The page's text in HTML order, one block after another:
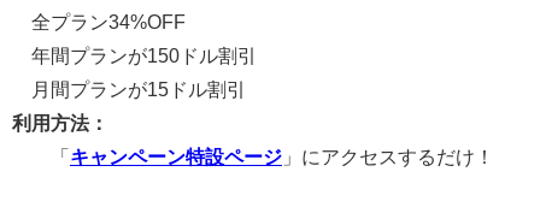
全プラン34%OFF
年間プランが150ドル割引
月間プランが15ドル割引
利用方法：
「 キャンペーン特設ページ 」にアクセスするだけ！